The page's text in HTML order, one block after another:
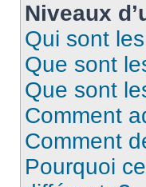
Niveaux
Qui sont
Que sont
Que sont
Comment
Comment
Pourquoi